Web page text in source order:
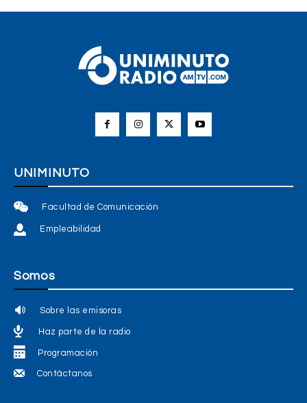
UNIMINUTO
Facultad de Comunicación
Empleabilidad
Somos
Sobre las emisoras
Haz parte de la radio
Programación
Contáctanos